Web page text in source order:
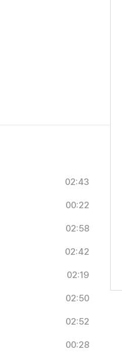
02:43
00:22
02:58
02:42
02:19
02:50
02:52
00:28